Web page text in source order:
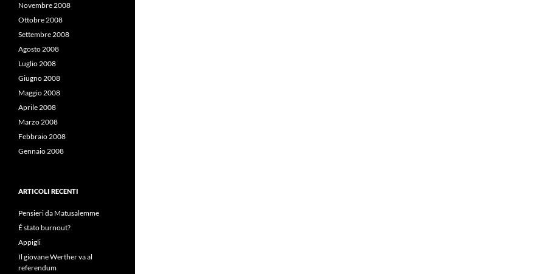
Novembre 2008
Ottobre 2008
Settembre 2008
Agosto 2008
Luglio 2008
Giugno 2008
Maggio 2008
Aprile 2008
Marzo 2008
Febbraio 2008
Gennaio 2008
ARTICOLI RECENTI
Pensieri da Matusalemme
É stato burnout?
Appigli
Il giovane Werther va al
referendum